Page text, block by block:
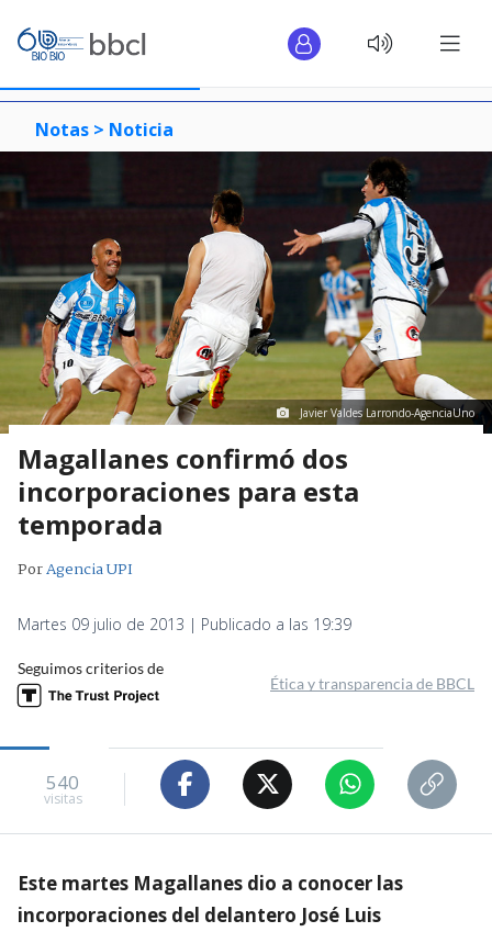
Notas > Noticia
Javier Valdes Larrondo-AgenciaUno
Magallanes confirmó dos
incorporaciones para esta
temporada
PorAgencia UPI
Martes 09 julio de 2013 | Publicado a las 19:39
Seguimos criterios de
Ética y transparencia de BBCL
540
visitas
Este martes Magallanes dio a conocer las
incorporaciones del delantero José Luis